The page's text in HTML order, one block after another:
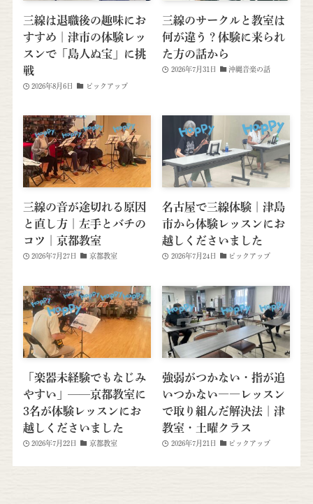
三線は退職後の趣味にお
すすめ｜津市の体験レッ
スンで「島人ぬ宝」に挑
戦
2026年8月6日 ピックアップ
三線のサークルと教室は
何が違う？体験に来られ
た方の話から
2026年7月31日 沖縄音楽の話
三線の音が途切れる原因
と直し方｜左手とバチの
コツ｜京都教室
2026年7月27日 京都教室
名古屋で三線体験｜津島
市から体験レッスンにお
越しくださいました
2026年7月24日 ピックアップ
「楽器未経験でもなじみ
やすい」──京都教室に
3名が体験レッスンにお
越しくださいました
2026年7月22日 京都教室
強弱がつかない・指が追
いつかない――レッスン
で取り組んだ解決法｜津
教室・土曜クラス
2026年7月21日 ピックアップ